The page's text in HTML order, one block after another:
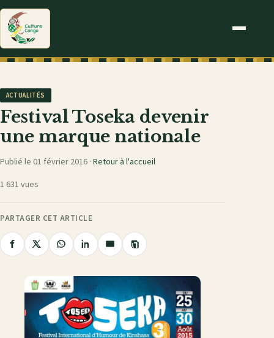
ACTUALITÉS
Festival Toseka devenir
une marque nationale
Publié le 01 février 2016 · Retour à l'accueil
1 631 vues
PARTAGER CET ARTICLE
Partager
Facebook
Partager
X
Partager
WhatsApp
PartagerPartager
mail
Copier
le